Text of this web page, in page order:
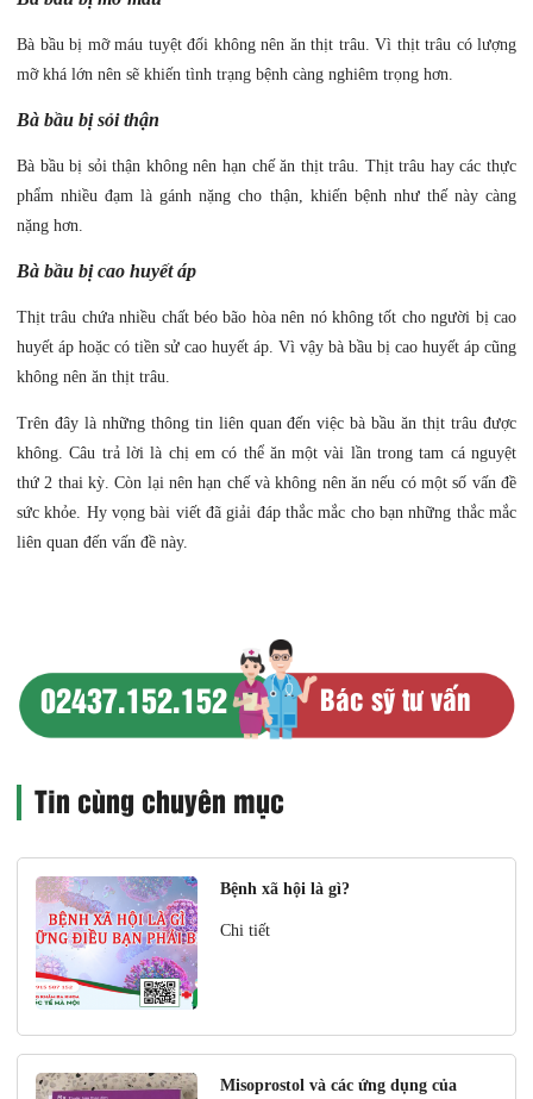
Bà bầu bị mỡ máu tuyệt đối không nên ăn thịt trâu. Vì thịt trâu có lượng
mỡ khá lớn nên sẽ khiến tình trạng bệnh càng nghiêm trọng hơn.
Bà bầu bị sỏi thận
Bà bầu bị sỏi thận không nên hạn chế ăn thịt trâu. Thịt trâu hay các thực
phẩm nhiều đạm là gánh nặng cho thận, khiến bệnh như thế này càng
nặng hơn.
Bà bầu bị cao huyết áp
Thịt trâu chứa nhiều chất béo bão hòa nên nó không tốt cho người bị cao
huyết áp hoặc có tiền sử cao huyết áp. Vì vậy bà bầu bị cao huyết áp cũng
không nên ăn thịt trâu.
Trên đây là những thông tin liên quan đến việc bà bầu ăn thịt trâu được
không. Câu trả lời là chị em có thể ăn một vài lần trong tam cá nguyệt
thứ 2 thai kỳ. Còn lại nên hạn chế và không nên ăn nếu có một số vấn đề
sức khỏe. Hy vọng bài viết đã giải đáp thắc mắc cho bạn những thắc mắc
liên quan đến vấn đề này.
02437.152.152 Bác sỹ tư vấn
Tin cùng chuyên mục
Bệnh xã hội là gì?
Chi tiết
Misoprostol và các ứng dụng của